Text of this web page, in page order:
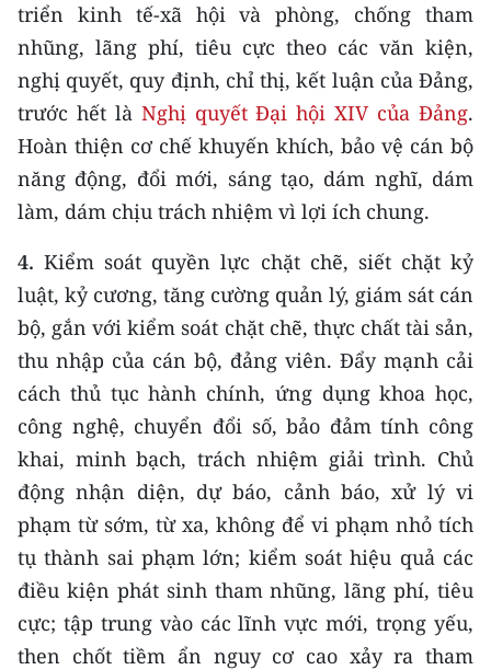
triển kinh tế-xã hội và phòng, chống tham
nhũng, lãng phí, tiêu cực theo các văn kiện,
nghị quyết, quy định, chỉ thị, kết luận của Đảng,
trước hết là Nghị quyết Đại hội XIV của Đảng.
Hoàn thiện cơ chế khuyến khích, bảo vệ cán bộ
năng động, đổi mới, sáng tạo, dám nghĩ, dám
làm, dám chịu trách nhiệm vì lợi ích chung.
4. Kiểm soát quyền lực chặt chẽ, siết chặt kỷ
luật, kỷ cương, tăng cường quản lý, giám sát cán
bộ, gắn với kiểm soát chặt chẽ, thực chất tài sản,
thu nhập của cán bộ, đảng viên. Đẩy mạnh cải
cách thủ tục hành chính, ứng dụng khoa học,
công nghệ, chuyển đổi số, bảo đảm tính công
khai, minh bạch, trách nhiệm giải trình. Chủ
động nhận diện, dự báo, cảnh báo, xử lý vi
phạm từ sớm, từ xa, không để vi phạm nhỏ tích
tụ thành sai phạm lớn; kiểm soát hiệu quả các
điều kiện phát sinh tham nhũng, lãng phí, tiêu
cực; tập trung vào các lĩnh vực mới, trọng yếu,
then chốt tiềm ẩn nguy cơ cao xảy ra tham